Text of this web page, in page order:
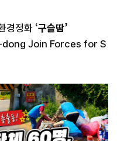
경정화 ‘구슬땀’
Join Forces for S